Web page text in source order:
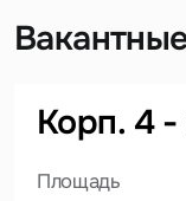
Корп. 4
Площадь